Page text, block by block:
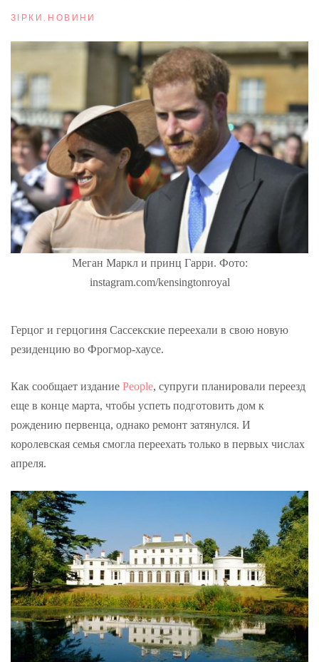
ЗІРКИ , НОВИНИ
Меган Маркл и принц Гарри. Фото:
instagram.com/kensingtonroyal
Герцог и герцогиня Сассекские переехали в свою новую
резиденцию во Фрогмор-хаусе.
Как сообщает издание People, супруги планировали переезд
еще в конце марта, чтобы успеть подготовить дом к
рождению первенца, однако ремонт затянулся. И
королевская семья смогла переехать только в первых числах
апреля.